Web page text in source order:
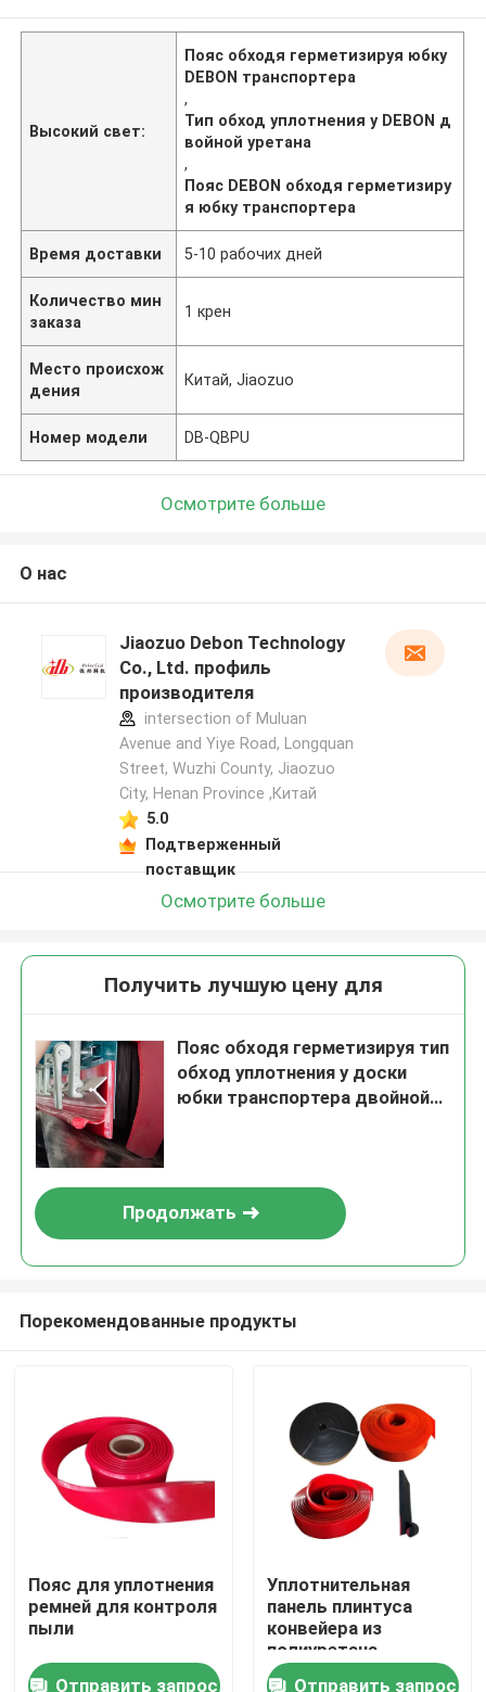
Продукция
Ролики
Высокий свет:
Пояс обходя герметизируя юбку
DEBON транспортера
,
Тип обход уплотнения y DEBON д
войной уретана
,
Пояс DEBON обходя герметизиру
я юбку транспортера
Время доставки 5-10 рабочих дней
Количество мин
заказа
1 крен
Место происхож
дения
Китай, Jiaozuo
Номер модели DB-QBPU
Осмотрите больше
О нас
Jiaozuo Debon Technology
Co., Ltd. профиль
производителя
intersection of Muluan
Avenue and Yiye Road, Longquan
Street, Wuzhi County, Jiaozuo
City, Henan Province ,Китай
5.0
Подтверженный
поставщик
Осмотрите больше
Получить лучшую цену для
Пояс обходя герметизируя тип
обход уплотнения y доски
юбки транспортера двойной
Продолжать
Порекомендованные продукты
Пояс для уплотнения
ремней для контроля
пыли
Отправить запрос
Уплотнительная
панель плинтуса
конвейера из
полиуретана
Отправить запрос